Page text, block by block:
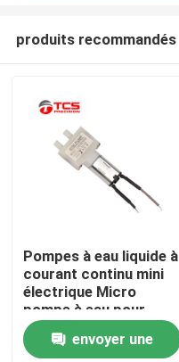
Produits
Le spectacle VR
produits recommandés
Pompes à eau liquide à
courant continu mini
électrique Micro
pompe à eau pour
machine à café
envoyer une